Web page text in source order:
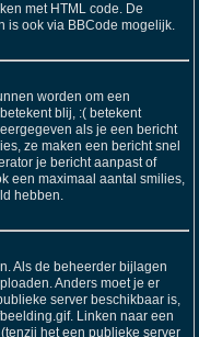
met HTML code. De
is ook via BBCode mogelijk.
worden om een
blij, :( betekent
als je een bericht
ze maken een bericht snel
je bericht aanpast of
een maximaal aantal smilies,
hebben.
Als de beheerder bijlagen
Anders moet je er
server beschikbaar is,
Linken naar een
het een publieke server